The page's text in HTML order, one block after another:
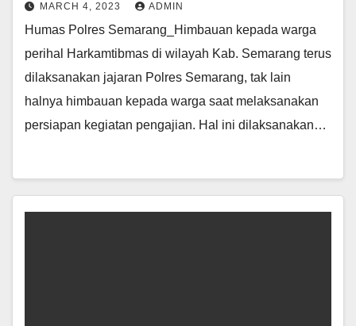
MARCH 4, 2023 ADMIN
Humas Polres Semarang_Himbauan kepada warga
perihal Harkamtibmas di wilayah Kab. Semarang terus
dilaksanakan jajaran Polres Semarang, tak lain
halnya himbauan kepada warga saat melaksanakan
persiapan kegiatan pengajian. Hal ini dilaksanakan…